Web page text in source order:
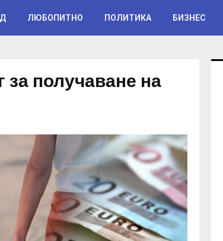
ЛЮБОПИТНО ПОЛИТИКА БИЗНЕС
за получаване на